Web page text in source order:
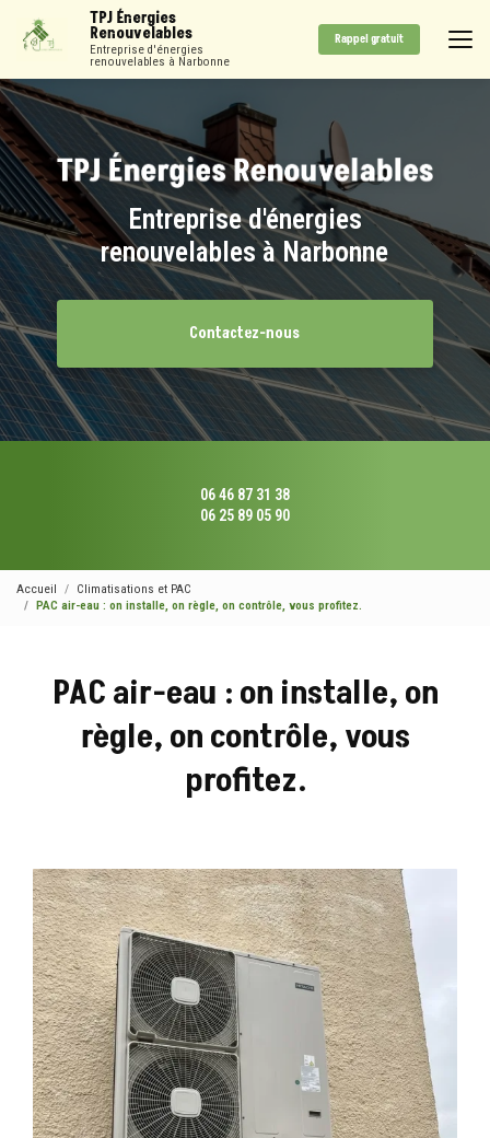
contenu
TPJ Énergies
Renouvelables
Entreprise d'énergies
renouvelables à Narbonne
Rappel gratuit
Entreprise d'énergies
renouvelables à Narbonne
Contactez-nous
06 46 87 31 38
06 25 89 05 90
Accueil
Climatisations et PAC
PAC air-eau : on installe, on règle, on contrôle, vous profitez.
PAC air-eau : on installe, on
règle, on contrôle, vous
profitez.